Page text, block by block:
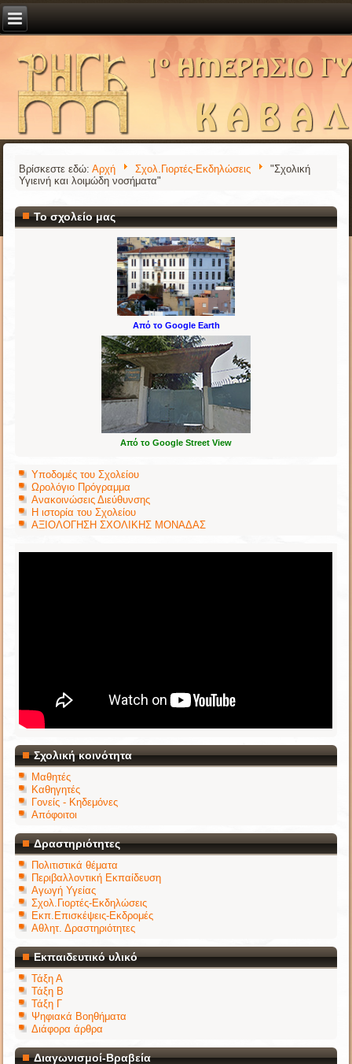
Βρίσκεστε εδώ:Αρχή Σχολ.Γιορτές-Εκδηλώσεις
"Σχολική
Υγιεινή και λοιμώδη νοσήματα"
Το σχολείο μας
Από το Google Earth
Από το Google Street View
Υποδομές του Σχολείου
Ωρολόγιο Πρόγραμμα
Ανακοινώσεις Διεύθυνσης
Η ιστορία του Σχολείου
ΑΞΙΟΛΟΓΗΣΗ ΣΧΟΛΙΚΗΣ ΜΟΝΑΔΑΣ
Σχολική κοινότητα
Μαθητές
Καθηγητές
Γονείς - Κηδεμόνες
Απόφοιτοι
Δραστηριότητες
Πολιτιστικά θέματα
Περιβαλλοντική Εκπαίδευση
Αγωγή Υγείας
Σχολ.Γιορτές-Εκδηλώσεις
Εκπ.Επισκέψεις-Εκδρομές
Αθλητ. Δραστηριότητες
Εκπαιδευτικό υλικό
Τάξη Α
Τάξη Β
Τάξη Γ
Ψηφιακά Βοηθήματα
Διάφορα άρθρα
Διαγωνισμοί-Βραβεία